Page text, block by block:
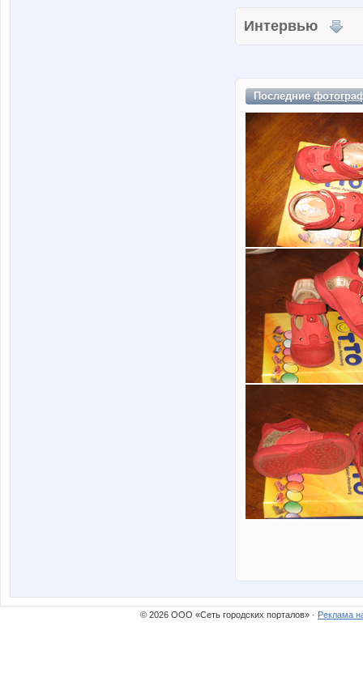
Интервью
Последние
© 2026 ООО «Сеть городских порталов» · Реклама